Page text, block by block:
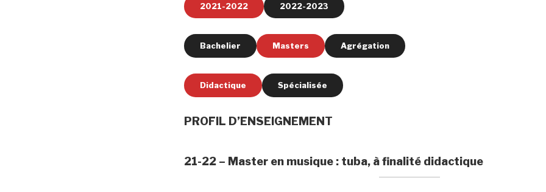
2021-2022 2022-2023
Bachelier Masters Agrégation
Didactique Spécialisée
PROFIL D’ENSEIGNEMENT
21-22 – Master en musique : tuba, à finalité didactique